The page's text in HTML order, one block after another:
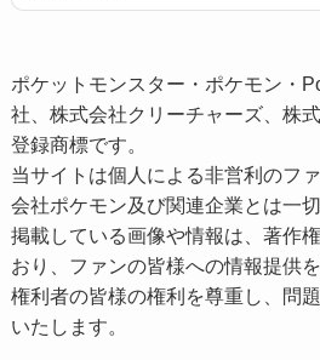
ポケットモンスター・ポケモン・
社、株式会社クリーチャーズ、株
登録商標です。
当サイトは個人による非営利のフ
会社ポケモン及び関連企業とは一
掲載している画像や情報は、著作
おり、ファンの皆様への情報提供
権利者の皆様の権利を尊重し、問
いたします。